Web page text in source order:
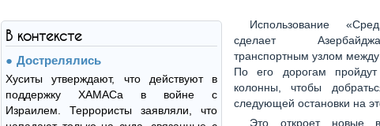
В контексте
Дострелялись
Хуситы утверждают, что действуют в
поддержку ХАМАСа в войне с
Израилем. Террористы заявляли, что
Использование
сделает
транспортным узлом
По его дорогам пройдут
колонны, чтобы
следующей остановки на
Это откроет новые